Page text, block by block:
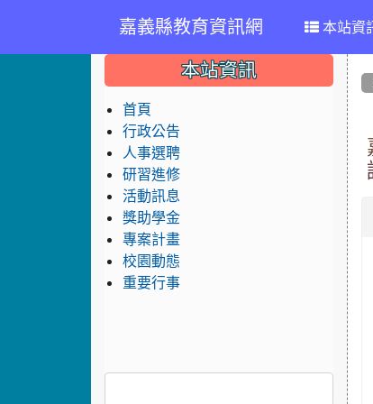
嘉義縣教育資訊網 本站資
::: 本站資訊
首頁
行政公告
人事選聘
研習進修
活動訊息
獎助學金
專案計畫
校園動態
重要行事